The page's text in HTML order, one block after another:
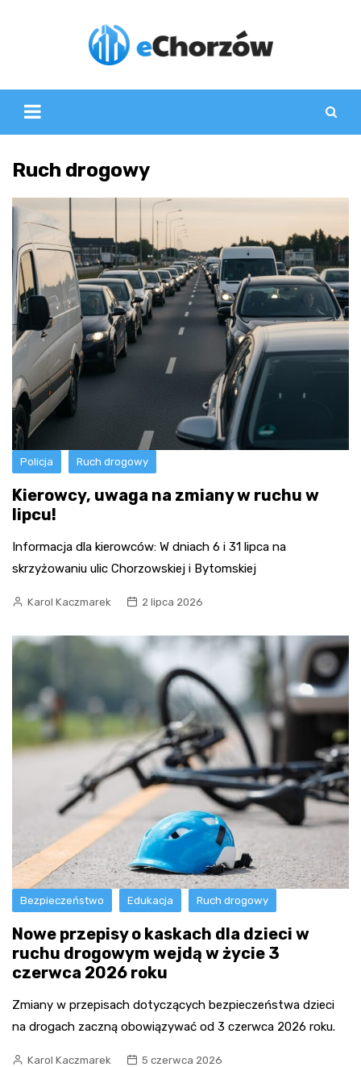
Ruch drogowy
Policja Ruch drogowy
Kierowcy, uwaga na zmiany w ruchu w
lipcu!
Informacja dla kierowców: W dniach 6 i 31 lipca na
skrzyżowaniu ulic Chorzowskiej i Bytomskiej
Karol Kaczmarek 2 lipca 2026
Bezpieczeństwo Edukacja Ruch drogowy
Nowe przepisy o kaskach dla dzieci w
ruchu drogowym wejdą w życie 3
czerwca 2026 roku
Zmiany w przepisach dotyczących bezpieczeństwa dzieci
na drogach zaczną obowiązywać od 3 czerwca 2026 roku.
Karol Kaczmarek 5 czerwca 2026